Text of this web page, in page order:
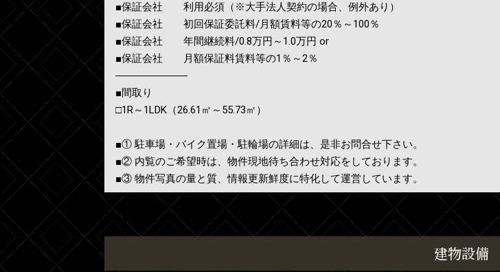
■保証会社 利用必須（※大手法人契約の場合、例外あり）
■保証会社 初回保証委託料/月額賃料等の20％～100％
■保証会社 年間継続料/0.8万円～1.0万円 or
■保証会社 月額保証料賃料等の1％～2％
―――――――
■間取り
□1R～1LDK（26.61㎡～55.73㎡）
■① 駐車場・バイク置場・駐輪場の詳細は、是非お問合せ下さい。
■② 内覧のご希望時は、物件現地待ち合わせ対応をしております。
■③ 物件写真の量と質、情報更新鮮度に特化して運営しています。
建物設備